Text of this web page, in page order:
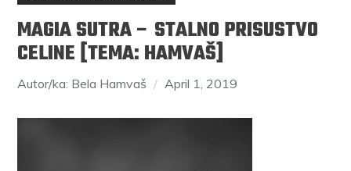
MAGIA SUTRA – STALNO PRISUSTVO
CELINE [TEMA: HAMVAŠ]
Autor/ka: Bela Hamvaš April 1, 2019